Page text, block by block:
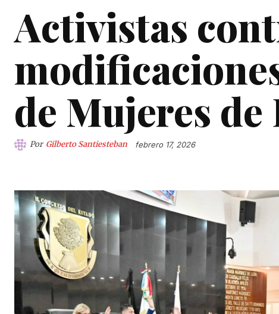
Activistas
de Mujeres de
Por Gilberto Santiesteban febrero 17, 2026